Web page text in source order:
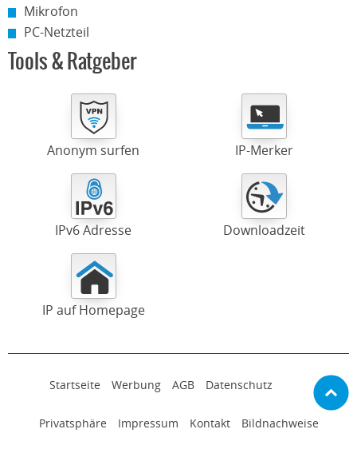
Mikrofon
PC-Netzteil
Tools & Ratgeber
Anonym surfen IP-Merker
IPv6 Adresse Downloadzeit
IP auf Homepage
Startseite Werbung AGB Datenschutz
Privatsphäre Impressum Kontakt Bildnachweise